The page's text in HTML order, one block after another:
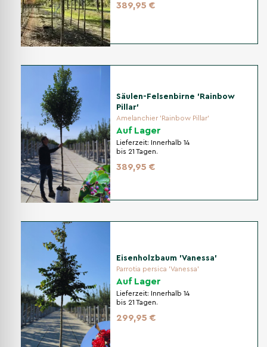
389,95 €
Säulen-Felsenbirne 'Rainbow
Pillar'
Amelanchier 'Rainbow Pillar'
Auf Lager
Lieferzeit:
Innerhalb 14
bis 21 Tagen.
389,95 €
Eisenholzbaum 'Vanessa'
Parrotia persica 'Vanessa'
Auf Lager
Lieferzeit:
Innerhalb 14
bis 21 Tagen.
299,95 €